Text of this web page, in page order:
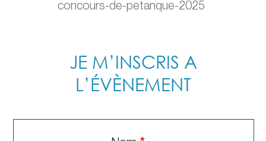
concours-de-petanque-2025
JE M’INSCRIS A
L’ÉVÈNEMENT